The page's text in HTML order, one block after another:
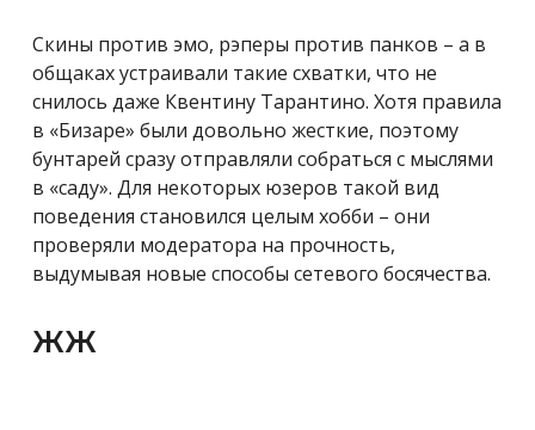
Скины против эмо, рэперы против панков – а в
общаках устраивали такие схватки, что не
снилось даже Квентину Тарантино. Хотя правила
в «Бизаре» были довольно жесткие, поэтому
бунтарей сразу отправляли собраться с мыслями
в «саду». Для некоторых юзеров такой вид
поведения становился целым хобби – они
проверяли модератора на прочность,
выдумывая новые способы сетевого босячества.
ЖЖ